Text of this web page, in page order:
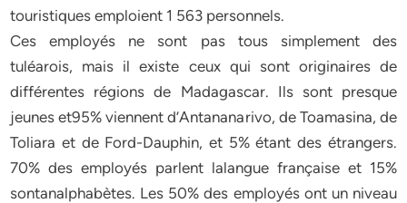
touristiques emploient 1 563 personnels.
Ces employés ne sont pas tous simplement des
tuléarois, mais il existe ceux qui sont originaires de
différentes régions de Madagascar. Ils sont presque
jeunes et95% viennent d’Antananarivo, de Toamasina, de
Toliara et de Ford-Dauphin, et 5% étant des étrangers.
70% des employés parlent lalangue française et 15%
sontanalphabètes. Les 50% des employés ont un niveau